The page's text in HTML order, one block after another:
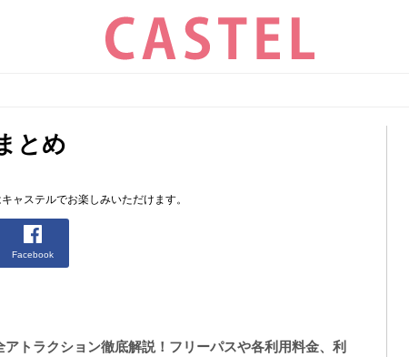
とめ
ャステルでお楽しみいただけます。
Facebook
アトラクション徹底解説！フリーパスや各利用料金、利